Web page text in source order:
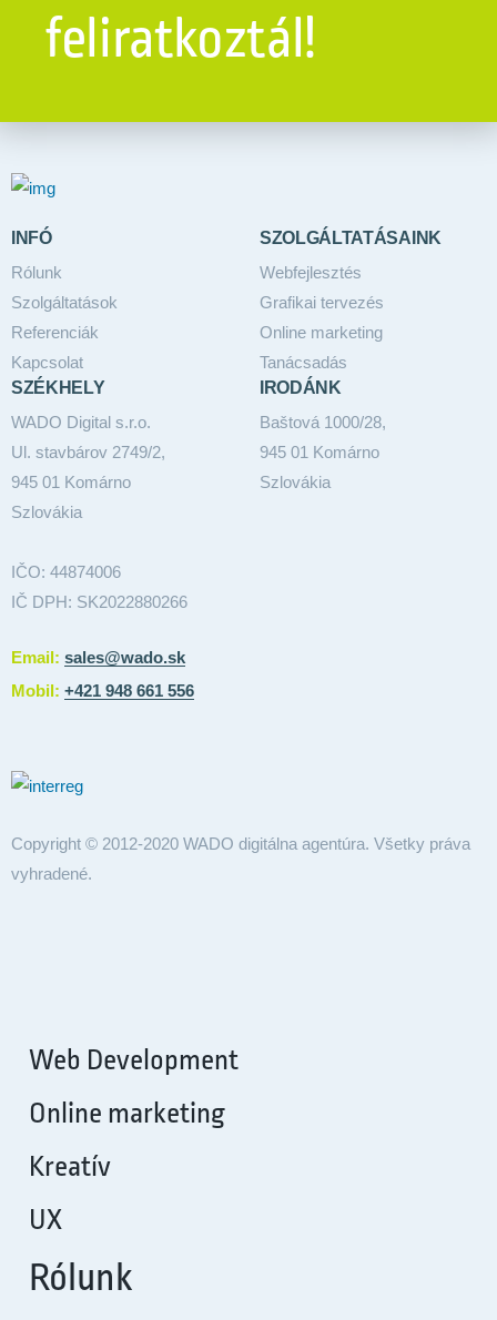
feliratkoztál!
INFÓ
Rólunk
Szolgáltatások
Referenciák
Kapcsolat
SZOLGÁLTATÁSAINK
Webfejlesztés
Grafikai tervezés
Online marketing
Tanácsadás
SZÉKHELY
WADO Digital s.r.o.
Ul. stavbárov 2749/2,
945 01 Komárno
Szlovákia
IČO: 44874006
IČ DPH: SK2022880266
IRODÁNK
Baštová 1000/28,
945 01 Komárno
Szlovákia
Email: sales@wado.sk
Mobil: +421 948 661 556
Copyright © 2012-2020 WADO digitálna agentúra. Všetky práva
vyhradené.
Web Development
Online marketing
Kreatív
UX
Rólunk